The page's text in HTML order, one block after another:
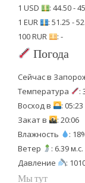
1 USD
: 44.50 -
1 EUR
: 51.25 -
100 RUR
: -
Погода
Сейчас в
Температура
:
Восход в
: 05:23
Закат в
: 20:06
Влажность
:
Ветер
: 6.39 м.с.
Давление
:
Мы тут